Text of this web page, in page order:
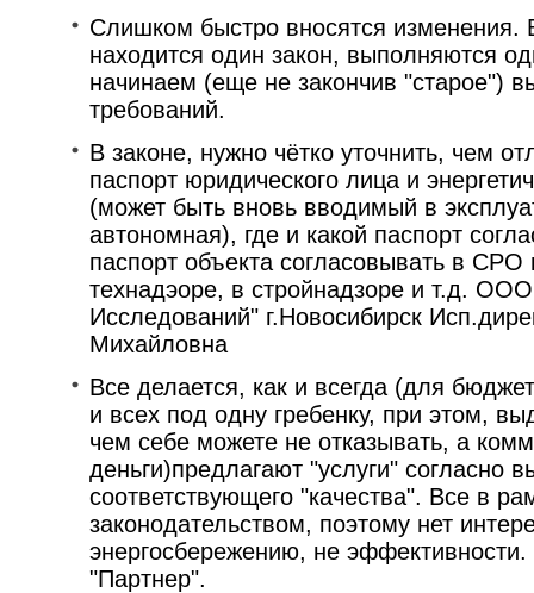
Слишком быстро вносятся изменения.
находится один закон, выполняются
начинаем (еще не закончив "старое")
требований.
В законе, нужно чётко уточнить, чем
паспорт юридического лица и
(может быть вновь вводимый в
автономная), где и какой паспорт
паспорт объекта согласовывать в СРО
технадэоре, в стройнадзоре и т.д.
Исследований" г.Новосибирск
Михайловна
Все делается, как и всегда (для
и всех под одну гребенку, при этом,
чем себе можете не отказывать, а
деньги)предлагают "услуги" согласно
соответствующего "качества". Все в
законодательством, поэтому нет
энергосбережению, не
"Партнер".